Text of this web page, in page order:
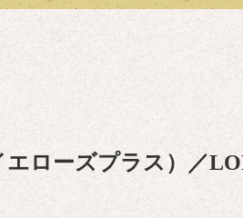
エローズプラス）／